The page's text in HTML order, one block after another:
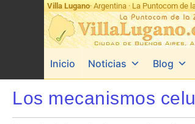
Villa Lugano· Argentina · La Puntocom de
Inicio Noticias Blog
Los mecanismos